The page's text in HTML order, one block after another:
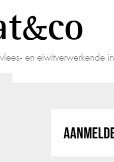
co
en eiwitverwerkende